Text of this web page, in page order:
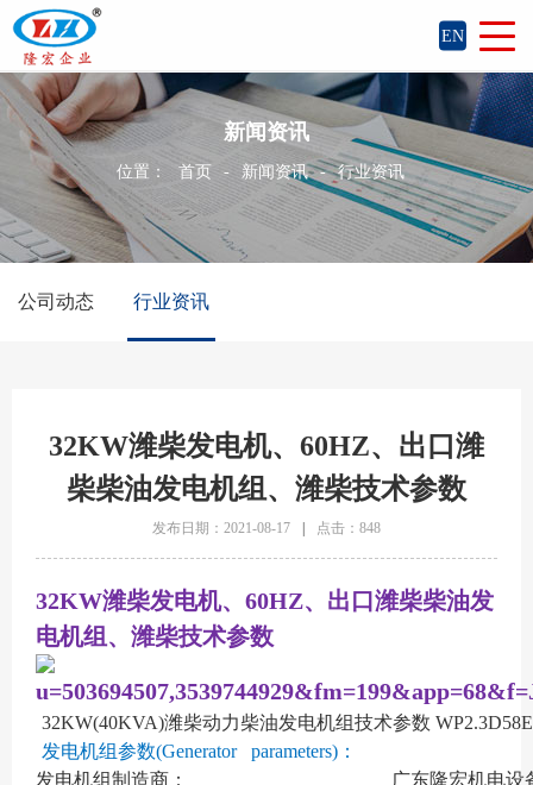
EN
新闻资讯
位置： 首页 - 新闻资讯 - 行业资讯
公司动态 行业资讯
32KW潍柴发电机、60HZ、出口潍
柴柴油发电机组、潍柴技术参数
发布日期：2021-08-17 点击：848
32KW潍柴发电机、60HZ、出口潍柴柴油发
电机组、潍柴技术参数
32KW(40KVA)潍柴动力柴油发电机组技术参数
发电机组参数(Generator parameters)：
发电机组制造商：
广东隆宏机电设